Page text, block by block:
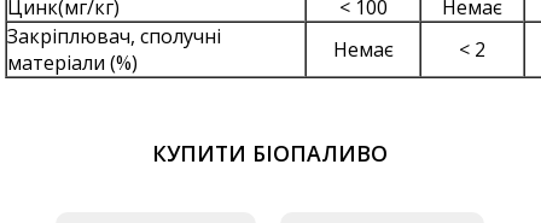
Цинк(мг/кг)
< 100
Немає
Закріплювач, сполучні
матеріали (%)
Немає < 2
КУПИТИ БІОПАЛИВО